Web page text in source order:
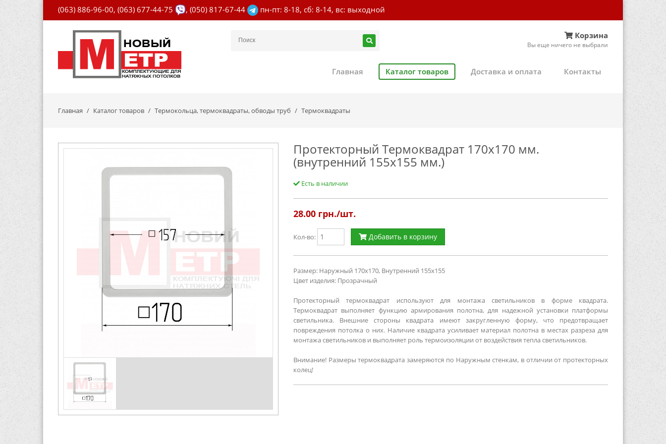
(063) 886-96-00, (063) 677-44-75 , (050) 817-67-44 пн-пт: 8-18, сб: 8-14, вс: выходной
Корзина
Вы еще ничего не выбрали
Главная Каталог товаров Доставка и оплата Контакты
Главная Каталог товаров Термокольца, термоквадраты, обводы труб Термоквадраты
Протекторный Термоквадрат 170х170 мм.
(внутренний 155х155 мм.)
Есть в наличии
28.00 грн./шт.
Кол-во: Добавить в корзину
Размер: Наружный 170х170, Внутренний 155х155
Цвет изделия: Прозрачный
Протекторный термоквадрат используют для монтажа светильников в форме квадрата.
Термоквадрат выполняет функцию армирования полотна, для надежной установки платформы
светильника. Внешние стороны квадрата имеют закругленную форму, что предотвращает
повреждения потолка о них. Наличие квадрата усиливает материал полотна в местах разреза для
монтажа светильников и выполняет роль термоизоляции от воздействия тепла светильников.
Внимание! Размеры термоквадрата замеряются по Наружным стенкам, в отличии от протекторных
колец!